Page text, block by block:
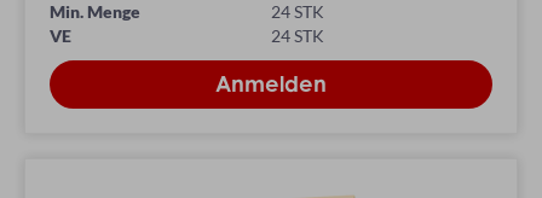
Min. Menge
24 STK
VE
24 STK